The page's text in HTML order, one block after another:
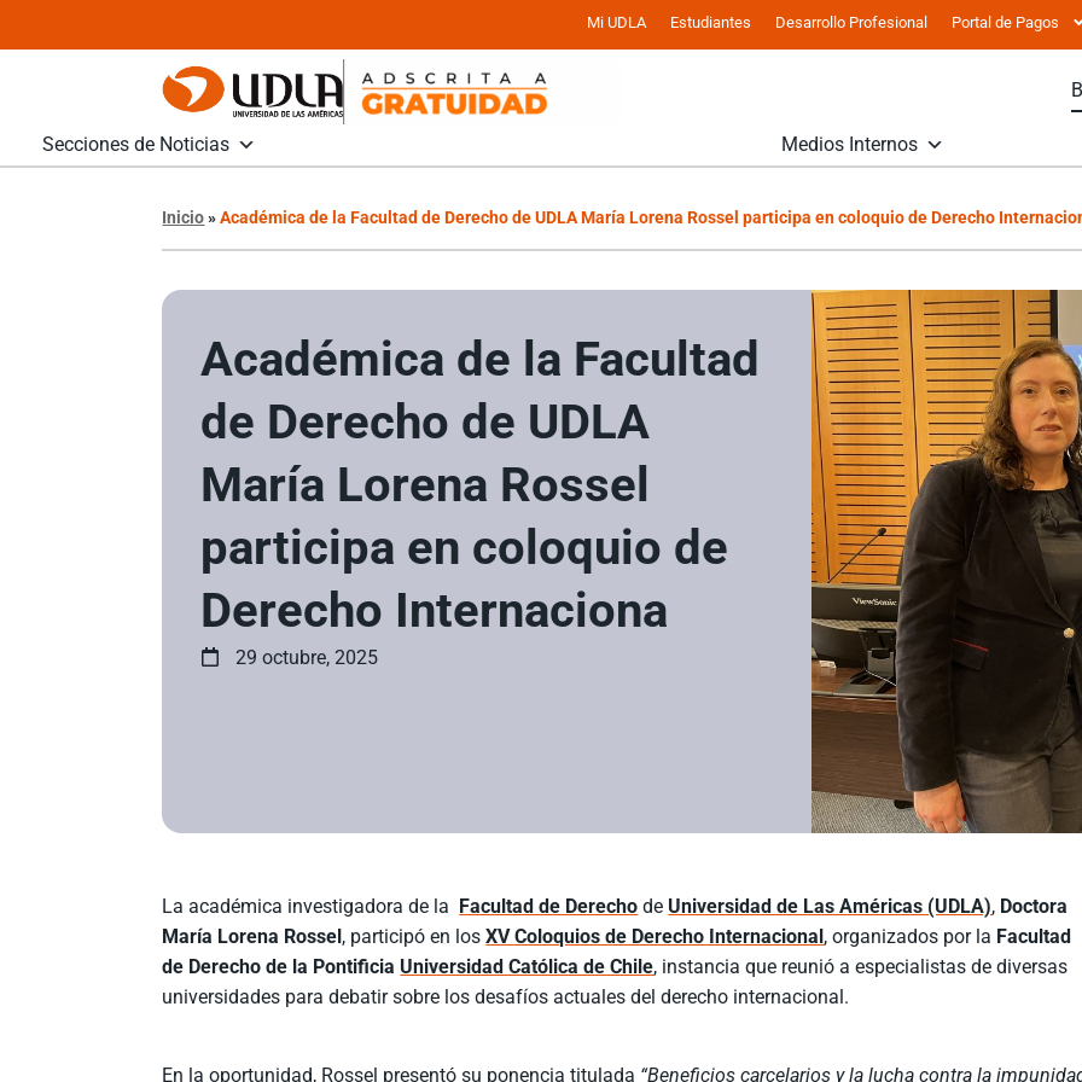
Mi UDLA Estudiantes Desarrollo Profesional Portal de Pagos
Secciones de Noticias Medios Internos
Inicio»Académica de la Facultad de Derecho de UDLA María Lorena Rossel participa en coloquio de Derecho
Académica de la Facultad
de Derecho de UDLA
María Lorena Rossel
participa en coloquio de
Derecho Internaciona
29 octubre, 2025
La académica investigadora de la Facultad de Derecho de Universidad de Las Américas (UDLA), Doctora
María Lorena Rossel, participó en losXV Coloquios de Derecho Internacional, organizados por la Facultad
de Derecho de la Pontificia Universidad Católica de Chile, instancia que reunió a especialistas de diversas
universidades para debatir sobre los desafíos actuales del derecho internacional.
En la oportunidad, Rossel presentó su ponencia titulada “Beneficios carcelarios y la lucha contra la